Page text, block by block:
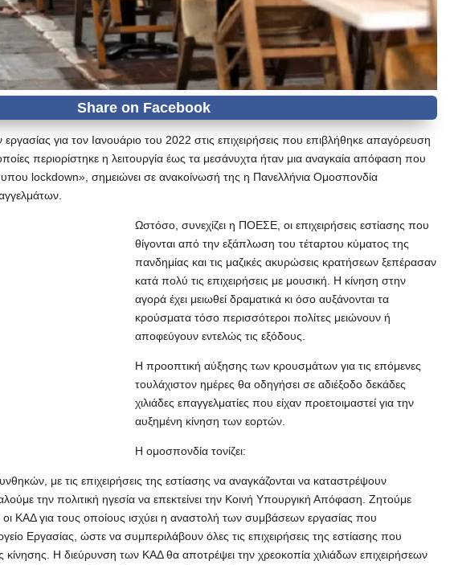
για τον Ιανουάριο του 2022 στις επιχειρήσεις που επιβλήθηκε απαγόρευση
οποίες περιορίστηκε η λειτουργία έως τα μεσάνυχτα ήταν μια αναγκαία απόφαση που
lockdown», σημειώνει σε ανακοίνωσή της η Πανελλήνια Ομοσπονδία
Ωστόσο, συνεχίζει η ΠΟΕΣΕ, οι επιχειρήσεις εστίασης που
θίγονται από την εξάπλωση του τέταρτου κύματος της
πανδημίας και τις μαζικές ακυρώσεις κρατήσεων ξεπέρασαν
κατά πολύ τις επιχειρήσεις με μουσική. Η κίνηση στην
αγορά έχει μειωθεί δραματικά κι όσο αυξάνονται τα
κρούσματα τόσο περισσότεροι πολίτες μειώνουν ή
αποφεύγουν εντελώς τις εξόδους.
Η προοπτική αύξησης των κρουσμάτων για τις επόμενες
τουλάχιστον ημέρες θα οδηγήσει σε αδιέξοδο δεκάδες
χιλιάδες επαγγελματίες που είχαν προετοιμαστεί για την
αυξημένη κίνηση των εορτών.
Η ομοσπονδία τονίζει:
με τις επιχειρήσεις της εστίασης να αναγκάζονται να καταστρέψουν
την πολιτική ηγεσία να επεκτείνει την Κοινή Υπουργική Απόφαση. Ζητούμε
οι ΚΑΔ για τους οποίους ισχύει η αναστολή των συμβάσεων εργασίας που
Εργασίας, ώστε να συμπεριλάβουν όλες τις επιχειρήσεις της εστίασης που
κίνησης. Η διεύρυνση των ΚΑΔ θα αποτρέψει την χρεοκοπία χιλιάδων επιχειρήσεων